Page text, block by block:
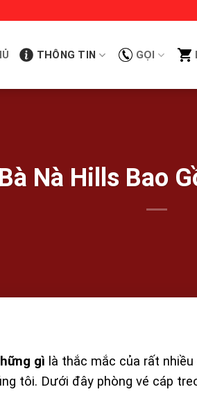
THÔNG TIN GỌI
Nà Hills Bao
gì là thắc mắc của rất
tôi. Dưới đây phòng vé cáp